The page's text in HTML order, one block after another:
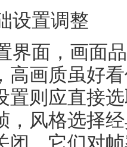
设置调整
界面，画面
高画质虽好
置则应直接
，风格选择